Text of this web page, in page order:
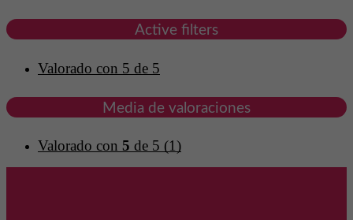
Active filters
Valorado con 5 de 5
Media de valoraciones
Valorado con 5 de 5 (1)